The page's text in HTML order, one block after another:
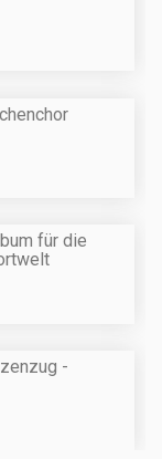
für die
-